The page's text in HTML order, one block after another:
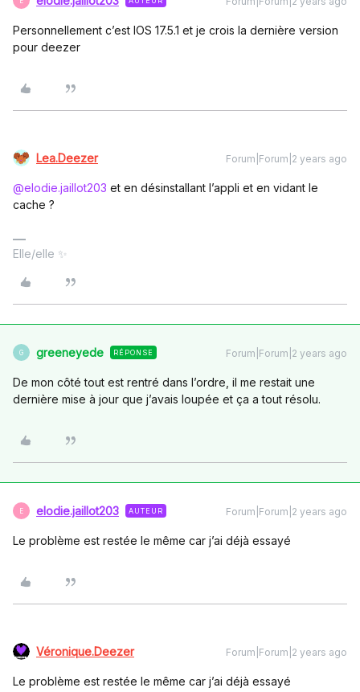
Personnellement c’est IOS 17.5.1 et je crois la dernière version
pour deezer
Lea.Deezer Forum|Forum|2 years ago
@elodie.jaillot203 et en désinstallant l’appli et en vidant le
cache ?
Elle/elle ✨
G greeneyede RÉPONSE Forum|Forum|2 years ago
De mon côté tout est rentré dans l’ordre, il me restait une
dernière mise à jour que j’avais loupée et ça a tout résolu.
E elodie.jaillot203 AUTEUR Forum|Forum|2 years ago
Le problème est restée le même car j’ai déjà essayé
Véronique.Deezer Forum|Forum|2 years ago
Le problème est restée le même car j’ai déjà essayé